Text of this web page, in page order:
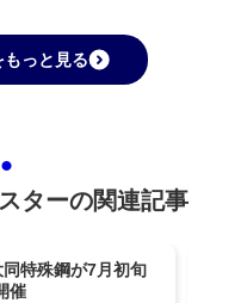
っと見る
ターの関連記事
特殊鋼が7月初旬
催